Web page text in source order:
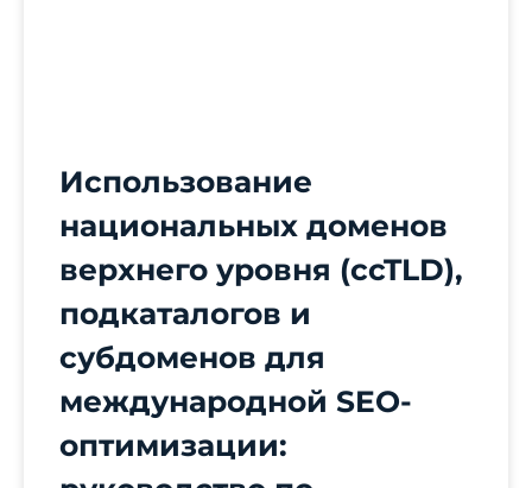
Использование
национальных доменов
верхнего уровня (ccTLD),
подкаталогов и
субдоменов для
международной SEO-
оптимизации: